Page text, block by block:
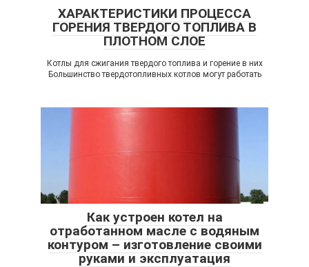
ХАРАКТЕРИСТИКИ ПРОЦЕССА
ГОРЕНИЯ ТВЕРДОГО ТОПЛИВА В
ПЛОТНОМ СЛОЕ
Котлы для сжигания твердого топлива и горение в них
Большинство твердотопливных котлов могут работать
Как устроен котел на
отработанном масле с водяным
контуром – изготовление своими
руками и эксплуатация